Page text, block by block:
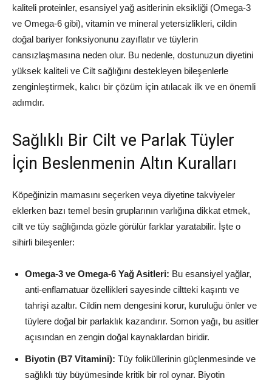
kaliteli proteinler, esansiyel yağ asitlerinin eksikliği (Omega-3
ve Omega-6 gibi), vitamin ve mineral yetersizlikleri, cildin
doğal bariyer fonksiyonunu zayıflatır ve tüylerin
cansızlaşmasına neden olur. Bu nedenle, dostunuzun diyetini
yüksek kaliteli ve Cilt sağlığını destekleyen bileşenlerle
zenginleştirmek, kalıcı bir çözüm için atılacak ilk ve en önemli
adımdır.
Sağlıklı Bir Cilt ve Parlak Tüyler
İçin Beslenmenin Altın Kuralları
Köpeğinizin mamasını seçerken veya diyetine takviyeler
eklerken bazı temel besin gruplarının varlığına dikkat etmek,
cilt ve tüy sağlığında gözle görülür farklar yaratabilir. İşte o
sihirli bileşenler:
Omega-3 ve Omega-6 Yağ Asitleri: Bu esansiyel yağlar,
anti-enflamatuar özellikleri sayesinde ciltteki kaşıntı ve
tahrişi azaltır. Cildin nem dengesini korur, kuruluğu önler ve
tüylere doğal bir parlaklık kazandırır. Somon yağı, bu asitler
açısından en zengin doğal kaynaklardan biridir.
Biyotin (B7 Vitamini): Tüy foliküllerinin güçlenmesinde ve
sağlıklı tüy büyümesinde kritik bir rol oynar. Biyotin